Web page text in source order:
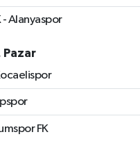
Alanyaspor
Pazar
FK